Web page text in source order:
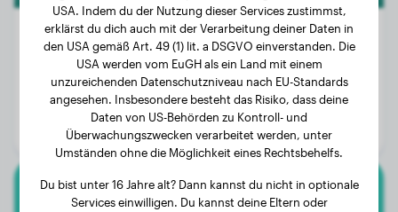
Gewicht:
10 kg
Alter:
1 Jahr, 3 Monate
Geschlecht:
Hündinn
Deutsch Drahthaar
USA. Indem du der Nutzung dieser Services zustimmst,
erklärst du dich auch mit der Verarbeitung deiner Daten in
den USA gemäß Art. 49 (1) lit. a DSGVO einverstanden. Die
USA werden vom EuGH als ein Land mit einem
unzureichenden Datenschutzniveau nach EU-Standards
angesehen. Insbesondere besteht das Risiko, dass deine
Daten von US-Behörden zu Kontroll- und
Überwachungszwecken verarbeitet werden, unter
Umständen ohne die Möglichkeit eines Rechtsbehelfs.
Du bist unter 16 Jahre alt? Dann kannst du nicht in optionale
Services einwilligen. Du kannst deine Eltern oder